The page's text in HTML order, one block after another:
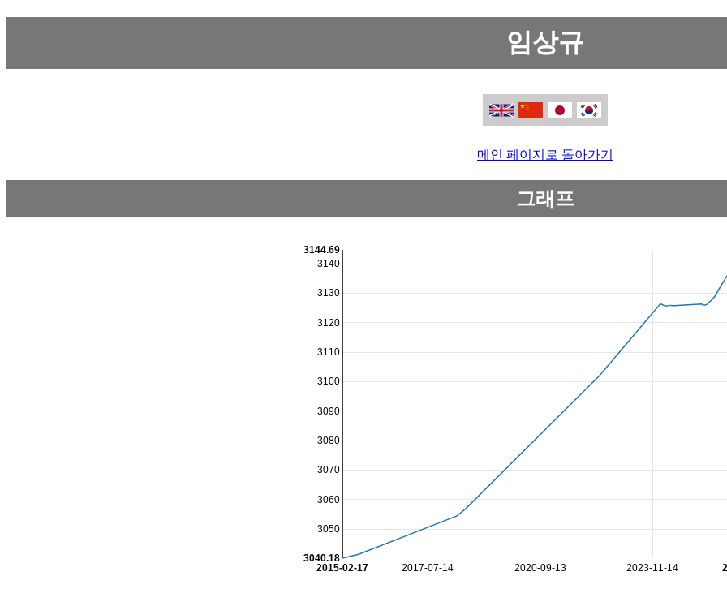
임상규
메인 페이지로 돌아가기
그래프
2017-07-14 2020-09-13 2023-11-14
2015-02-17
3050
3060
3070
3080
3090
3100
3110
3120
3130
3140
3040.18
3144.69